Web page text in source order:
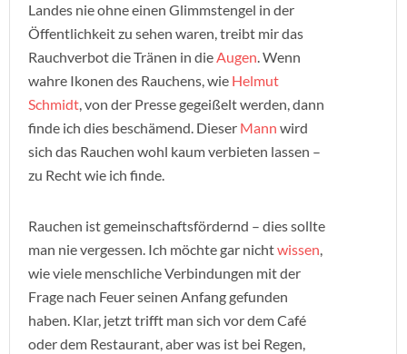
Landes nie ohne einen Glimmstengel in der
Öffentlichkeit zu sehen waren, treibt mir das
Rauchverbot die Tränen in dieAugen. Wenn
wahre Ikonen des Rauchens, wie Helmut
Schmidt, von der Presse gegeißelt werden, dann
finde ich dies beschämend. Dieser Mann wird
sich das Rauchen wohl kaum verbieten lassen –
zu Recht wie ich finde.
Rauchen ist gemeinschaftsfördernd – dies sollte
man nie vergessen. Ich möchte gar nichtwissen,
wie viele menschliche Verbindungen mit der
Frage nach Feuer seinen Anfang gefunden
haben. Klar, jetzt trifft man sich vor dem Café
oder dem Restaurant, aber was ist bei Regen,